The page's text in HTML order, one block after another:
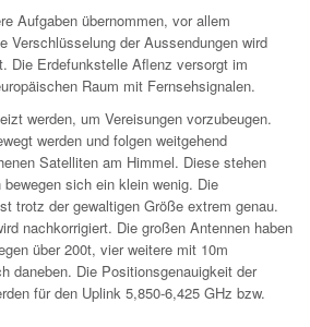
Aufgaben übernommen, vor allem
Verschlüsselung der Aussendungen wird
Die Erdefunkstelle Aflenz versorgt im
Raum mit Fernsehsignalen.
werden, um Vereisungen vorzubeugen.
werden und folgen weitgehend
Satelliten am Himmel. Diese stehen
sich ein klein wenig. Die
trotz der gewaltigen Größe extrem genau.
nachkorrigiert. Die großen Antennen haben
über 200t, vier weitere mit 10m
daneben. Die Positionsgenauigkeit der
für den Uplink 5,850-6,425 GHz bzw.